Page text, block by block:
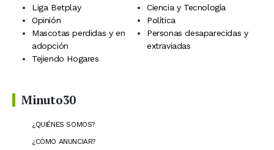
Liga Betplay
Ciencia y Tecnología
Opinión
Política
Mascotas perdidas y en
adopción
Personas desaparecidas y
extraviadas
Tejiendo Hogares
Minuto30
¿QUIÉNES SOMOS?
¿CÓMO ANUNCIAR?